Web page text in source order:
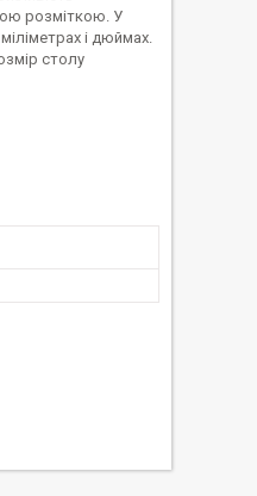
розміткою. У
і дюймах.
столу